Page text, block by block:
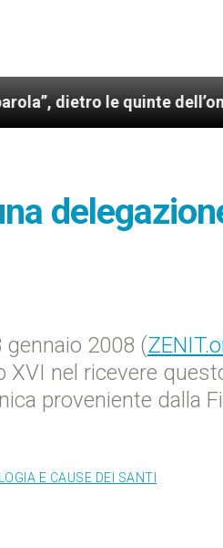
le quinte dell’omonimo
gennaio 2008 (
nel ricevere
proveniente dalla
E CAUSE DEI SANTI